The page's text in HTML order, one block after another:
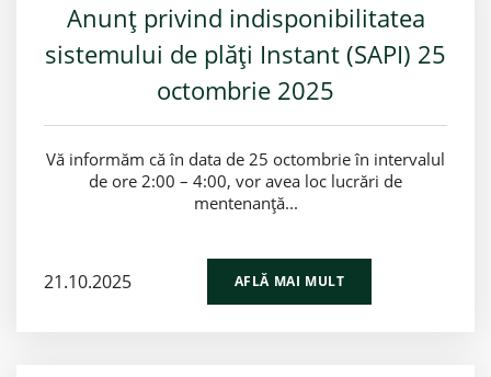
Anunț privind indisponibilitatea
sistemului de plăți Instant (SAPI) 25
octombrie 2025
Vă informăm că în data de 25 octombrie în intervalul
de ore 2:00 – 4:00, vor avea loc lucrări de
mentenanță...
21.10.2025 AFLĂ MAI MULT